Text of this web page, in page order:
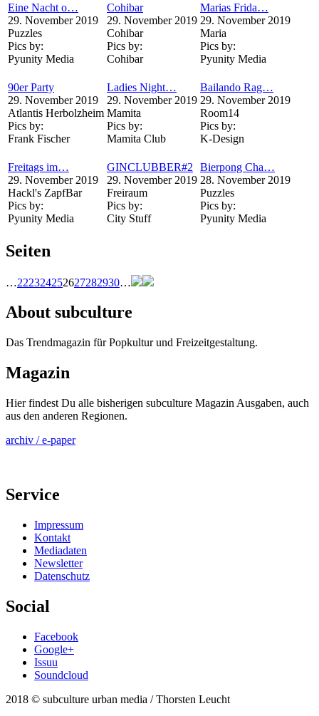
Eine Nacht o…
29. November 2019
Puzzles
Pics by:
Pyunity Media
Cohibar
29. November 2019
Cohibar
Pics by:
Cohibar
Marias Frida…
29. November 2019
Maria
Pics by:
Pyunity Media
90er Party
29. November 2019
Atlantis Herbolzheim
Pics by:
Frank Fischer
Ladies Night…
29. November 2019
Mamita
Pics by:
Mamita Club
Bailando Rag…
29. November 2019
Room14
Pics by:
K-Design
Freitags im…
29. November 2019
Hackl's ZapfBar
Pics by:
Pyunity Media
GINCLUBBER#2
29. November 2019
Freiraum
Pics by:
City Stuff
Bierpong Cha…
28. November 2019
Puzzles
Pics by:
Pyunity Media
Seiten
…222324252627282930…
About subculture
Das Trendmagazin für Popkultur und Freizeitgestaltung.
Magazin
Hier findest Du alle bisherigen subculture Magazin Ausgaben, auch
aus den anderen Regionen.
archiv / e-paper
Service
Impressum
Kontakt
Mediadaten
Newsletter
Datenschutz
Social
Facebook
Google+
Issuu
Soundcloud
2018 © subculture urban media / Thorsten Leucht